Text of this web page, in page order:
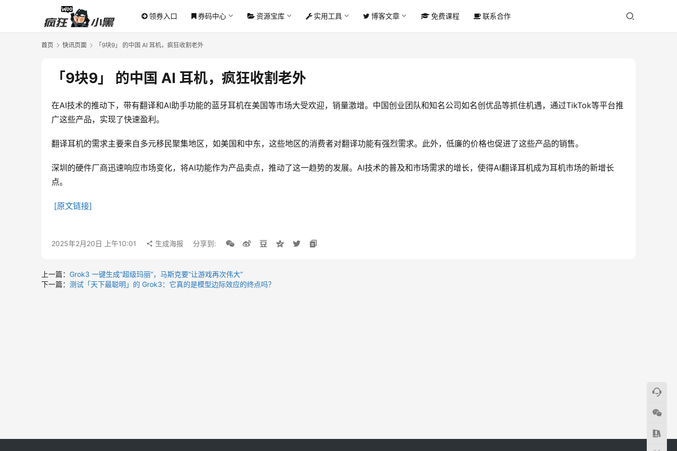
领券入口 券码中心 资源宝库 实用工具 博客文章 免费课程 联系合作
首页 快讯页面 「9块9」 的中国 AI 耳机，疯狂收割老外
「9块9」 的中国 AI 耳机，疯狂收割老外
在AI技术的推动下，带有翻译和AI助手功能的蓝牙耳机在美国等市场大受欢迎，销量激增。中国创业团队和知名公司如名创优品等抓住机遇，通过TikTok等平台推
广这些产品，实现了快速盈利。
翻译耳机的需求主要来自多元移民聚集地区，如美国和中东，这些地区的消费者对翻译功能有强烈需求。此外，低廉的价格也促进了这些产品的销售。
深圳的硬件厂商迅速响应市场变化，将AI功能作为产品卖点，推动了这一趋势的发展。AI技术的普及和市场需求的增长，使得AI翻译耳机成为耳机市场的新增长
点。
[原文链接]
2025年2月20日 上午10:01 生成海报 分享到:
上一篇： Grok3 一键生成“超级玛丽”，马斯克要“让游戏再次伟大”
下一篇： 测试「天下最聪明」的 Grok3：它真的是模型边际效应的终点吗？